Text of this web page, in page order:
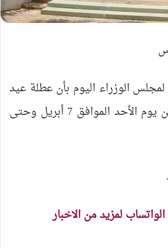
لمجلس الوزراء اليوم بأن عطلة عيد
الفطر المبارك يبدأ من يوم الأحد الموافق 7 أبريل وحتى
لمزيد من الاخبار